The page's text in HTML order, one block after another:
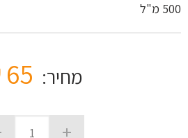
500 מ"ל
מחיר: 65